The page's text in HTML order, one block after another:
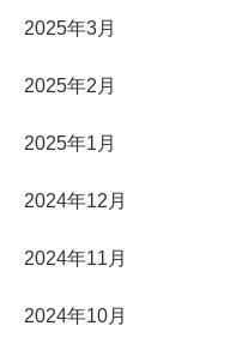
2025年3月
2025年2月
2025年1月
2024年12月
2024年11月
2024年10月